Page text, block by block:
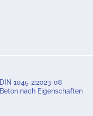
DIN 1045‑2:2023‑08
Beton nach Eigenschaften